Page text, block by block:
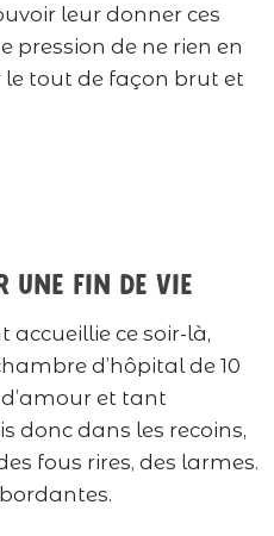
leur donner ces
pression de ne rien en
tout de façon brut et
une fin de vie
accueillie ce soir-là,
d’hôpital de 10
et tant
donc dans les recoins,
fous rires, des larmes.